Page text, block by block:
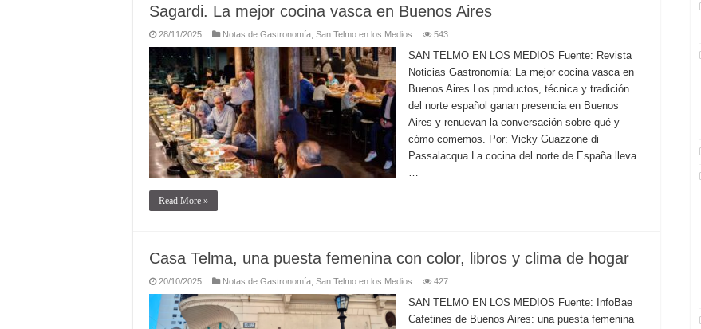
Sagardi. La mejor cocina vasca en Buenos Aires
28/11/2025 Notas de Gastronomía San Telmo en los Medios 543
SAN TELMO EN LOS MEDIOS Fuente: Revista
Noticias Gastronomía: La mejor cocina vasca en
Buenos Aires Los productos, técnica y tradición
del norte español ganan presencia en Buenos
Aires y renuevan la conversación sobre qué y
cómo comemos. Por: Vicky Guazzone di
Passalacqua La cocina del norte de España lleva
…
Read More »
Casa Telma, una puesta femenina con color, libros y clima de hogar
20/10/2025 Notas de Gastronomía San Telmo en los Medios 427
SAN TELMO EN LOS MEDIOS Fuente: InfoBae
Cafetines de Buenos Aires: una puesta femenina